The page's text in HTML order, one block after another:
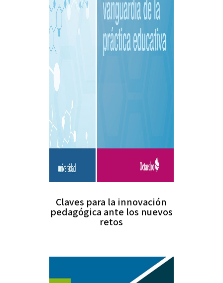
Claves para la innovación
pedagógica ante los nuevos
retos